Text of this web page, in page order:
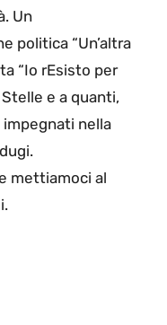
Un
politica “Un’altra
“Io rEsisto per
e a quanti,
impegnati nella
mettiamoci al